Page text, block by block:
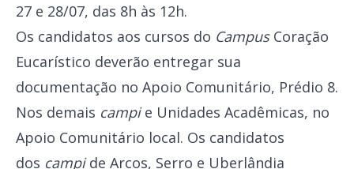
27 e 28/07, das 8h às 12h.
Os candidatos aos cursos do CampusCoração
Eucarístico deverão entregar sua
documentação no Apoio Comunitário, Prédio 8.
Nos demais campie Unidades Acadêmicas, no
Apoio Comunitário local. Os candidatos
dos campide Arcos, Serro e Uberlândia